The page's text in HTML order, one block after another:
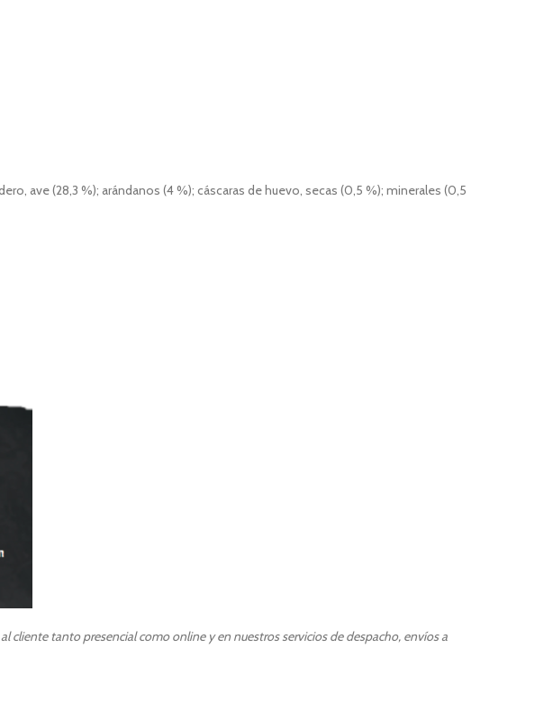
ave (28,3 %); arándanos (4 %); cáscaras de huevo, secas (0,5 %); minerales (0,5
tanto presencial como online y en nuestros servicios de despacho, envíos a